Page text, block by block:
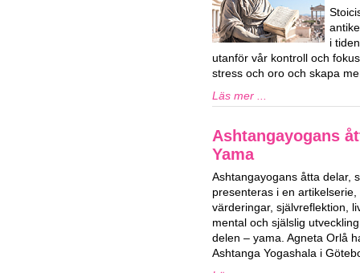
i
utanför vår kontroll och
stress och oro och skapa
Läs mer ...
Ashtangayogans
Yama
Ashtangayogans åtta delar,
presenteras i en
värderingar, självreflektion,
mental och själslig
delen – yama. Agneta Orlå
Ashtanga Yogashala i